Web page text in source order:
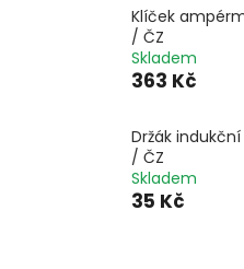
Klíček
/ ČZ
Skladem
363 Kč
Držák
/ ČZ
Skladem
35 Kč